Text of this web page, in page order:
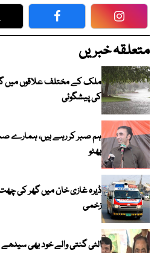
Facebook
متعلقہ خبریں
ملک کے مختلف علاقوں میں
کی پیشگوئی
ہم صبر کر رہے ہیں، ہمارے صبر
بھٹو
زخمی
الٹی گنتی والے خود بھی